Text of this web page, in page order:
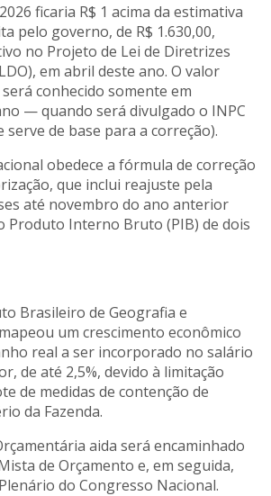
ficaria R$ 1 acima da estimativa
pelo governo, de R$ 1.630,00,
no Projeto de Lei de Diretrizes
em abril deste ano. O valor
conhecido somente em
— quando será divulgado o INPC
de base para a correção).
obedece a fórmula de correção
que inclui reajuste pela
até novembro do ano anterior
Produto Interno Bruto (PIB) de dois
Brasileiro de Geografia e
um crescimento econômico
real a ser incorporado no salário
de até 2,5%, devido à limitação
de medidas de contenção de
da Fazenda.
aida será encaminhado
de Orçamento e, em seguida,
do Congresso Nacional.